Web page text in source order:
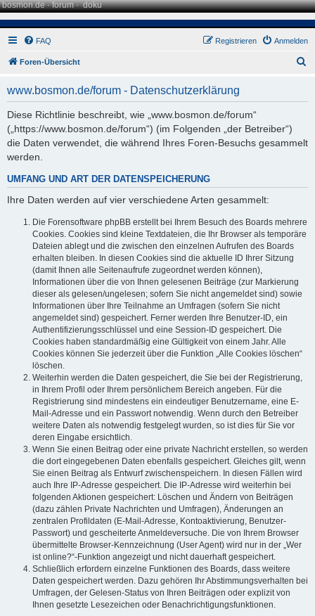
bosmon.de·forum·doku
FAQ Anmelden
Registrieren
Foren-Übersicht
www.bosmon.de/forum - Datenschutzerklärung
Diese Richtlinie beschreibt, wie „www.bosmon.de/forum“
(„https://www.bosmon.de/forum“) (im Folgenden „der Betreiber“)
die Daten verwendet, die während Ihres Foren-Besuchs gesammelt
werden.
UMFANG UND ART DER DATENSPEICHERUNG
Ihre Daten werden auf vier verschiedene Arten gesammelt:
Die Forensoftware phpBB erstellt bei Ihrem Besuch des Boards mehrere
Cookies. Cookies sind kleine Textdateien, die Ihr Browser als temporäre
Dateien ablegt und die zwischen den einzelnen Aufrufen des Boards
erhalten bleiben. In diesen Cookies sind die aktuelle ID Ihrer Sitzung
(damit Ihnen alle Seitenaufrufe zugeordnet werden können),
Informationen über die von Ihnen gelesenen Beiträge (zur Markierung
dieser als gelesen/ungelesen; sofern Sie nicht angemeldet sind) sowie
Informationen über Ihre Teilnahme an Umfragen (sofern Sie nicht
angemeldet sind) gespeichert. Ferner werden Ihre Benutzer-ID, ein
Authentifizierungsschlüssel und eine Session-ID gespeichert. Die
Cookies haben standardmäßig eine Gültigkeit von einem Jahr. Alle
Cookies können Sie jederzeit über die Funktion „Alle Cookies löschen“
löschen.
Weiterhin werden die Daten gespeichert, die Sie bei der Registrierung,
in Ihrem Profil oder Ihrem persönlichem Bereich angeben. Für die
Registrierung sind mindestens ein eindeutiger Benutzername, eine E-
Mail-Adresse und ein Passwort notwendig. Wenn durch den Betreiber
weitere Daten als notwendig festgelegt wurden, so ist dies für Sie vor
deren Eingabe ersichtlich.
Wenn Sie einen Beitrag oder eine private Nachricht erstellen, so werden
die dort eingegebenen Daten ebenfalls gespeichert. Gleiches gilt, wenn
Sie einen Beitrag als Entwurf zwischenspeichern. In diesen Fällen wird
auch Ihre IP-Adresse gespeichert. Die IP-Adresse wird weiterhin bei
folgenden Aktionen gespeichert: Löschen und Ändern von Beiträgen
(dazu zählen Private Nachrichten und Umfragen), Änderungen an
zentralen Profildaten (E-Mail-Adresse, Kontoaktivierung, Benutzer-
Passwort) und gescheiterte Anmeldeversuche. Die von Ihrem Browser
übermittelte Browser-Kennzeichnung (User Agent) wird nur in der „Wer
ist online?“-Funktion angezeigt und nicht dauerhaft gespeichert.
Schließlich erfordern einzelne Funktionen des Boards, dass weitere
Daten gespeichert werden. Dazu gehören Ihr Abstimmungsverhalten bei
Umfragen, der Gelesen-Status von Ihren Beiträgen oder explizit von
Ihnen gesetzte Lesezeichen oder Benachrichtigungsfunktionen.